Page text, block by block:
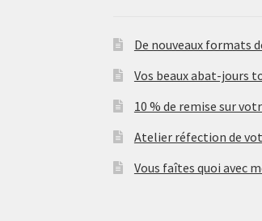
De nouveaux formats
Vos beaux abat-jours
10 % de remise sur
Atelier réfection de
Vous faîtes quoi avec